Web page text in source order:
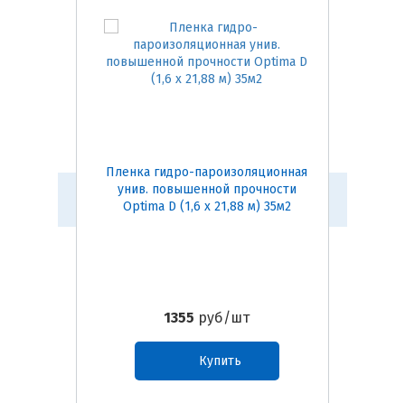
Пленка гидро-пароизоляционная
унив. повышенной прочности
Optima D (1,6 х 21,88 м) 35м2
1355 руб/шт
Купить